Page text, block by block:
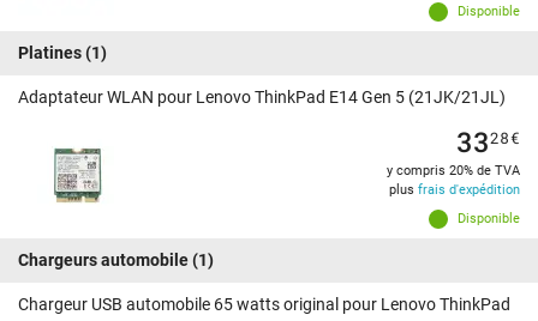
Disponible
Platines(1)
Adaptateur WLAN pour Lenovo ThinkPad E14 Gen 5 (21JK/21JL)
Disponible
3328€
y compris 20% de TVA
plus frais d'expédition
Chargeurs automobile(1)
Chargeur USB automobile 65 watts original pour Lenovo ThinkPad